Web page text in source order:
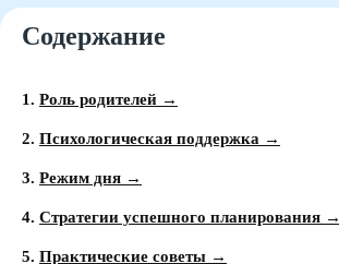
Содержание
1. Роль родителей →
2. Психологическая поддержка →
3. Режим дня →
4. Стратегии успешного планирования →
5. Практические советы →